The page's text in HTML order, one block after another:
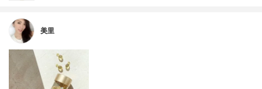
美里